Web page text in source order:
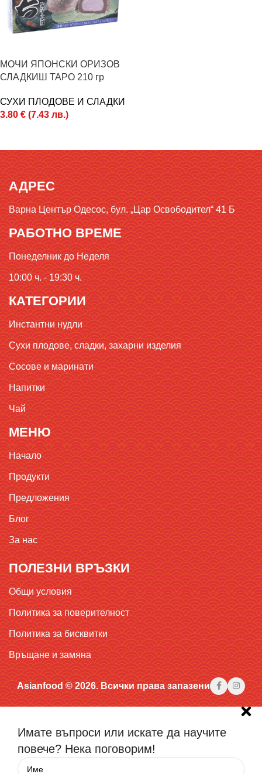
МОЧИ ЯПОНСКИ ОРИЗОВ
СЛАДКИШ ТАРО 210 гр
СУХИ ПЛОДОВЕ И СЛАДКИ
3.80 € (7.43 лв.)
АДРЕС
Варна Център Одесос, бул. „Цар Освободител“ 41 Б
РАБОТНО ВРЕМЕ
Понеделник до Неделя
10:00 ч. - 19:30 ч.
КАТЕГОРИИ
Инстантни нудли
Сухи плодове, сладки, захарни изделия
Сосове и маринати
Напитки
Чай
МЕНЮ
Начало
Продукти
Предложения
Блог
За нас
ПОЛЕЗНИ ВРЪЗКИ
Общи условия
Политика за поверителност
Политика за бисквитки
Връщане и замяна
Asianfood © 2026. Всички права запазени
Имате въпроси или искате да научите
повече? Нека поговорим!